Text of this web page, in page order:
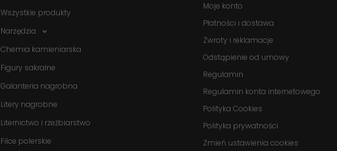
Wszystkie produkty
Narzędzia
Chemia kamieniarska
Figury sakralne
Galanteria nagrobna
Litery nagrobne
Liternictwo i rzeźbiarstwo
Filce polerskie
Moje konto
Płatności i dostawa
Zwroty i reklamacje
Odstąpienie od umowy
Regulamin
Regulamin konta internetowego
Polityka Cookies
Polityka prywatności
Zmień ustawienia cookies
Statystyka
Abyśmy mogli
poprawić
i strukturę
strony
internetowej,
tego, jak
strona jest
używana.